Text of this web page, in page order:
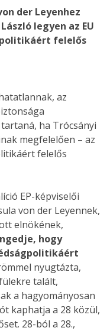
der Leyenhez
legyen az EU
felelős
az
ha Trócsányi
megfelelően – az
felelős
EP-képviselői
von der Leyennek,
elnökének,
hogy
nyugtázta,
talált,
a hagyományosan
kaphatja a 28 közül,
28-ból a 28.,